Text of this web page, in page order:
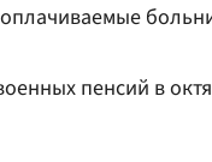
пенсий в